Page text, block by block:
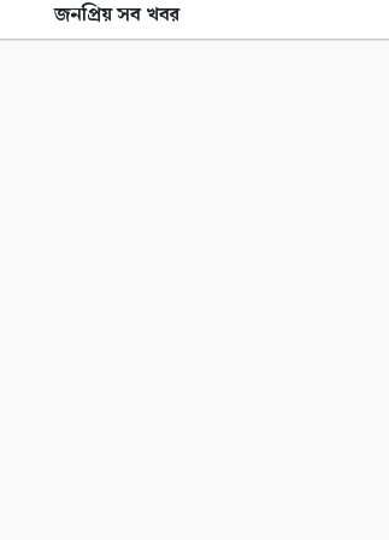
জনপ্রিয় সব খবর